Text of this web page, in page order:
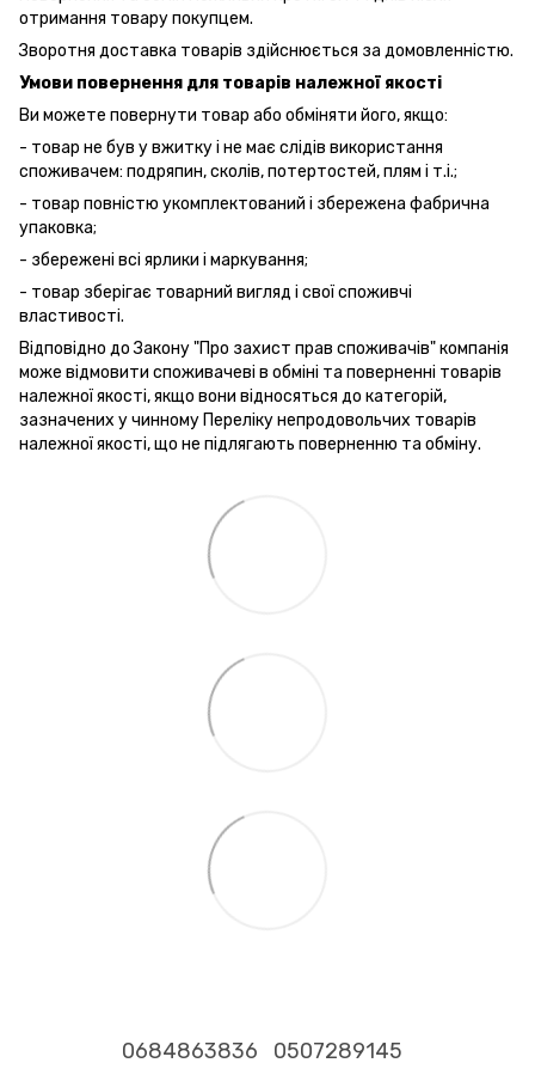
отримання товару покупцем.
Зворотня доставка товарів здійснюється за домовленністю.
Умови повернення для товарів належної якості
Ви можете повернути товар або обміняти його, якщо:
- товар не був у вжитку і не має слідів використання
споживачем: подряпин, сколів, потертостей, плям і т.і.;
- товар повністю укомплектований і збережена фабрична
упаковка;
- збережені всі ярлики і маркування;
- товар зберігає товарний вигляд і свої споживчі
властивості.
Відповідно до Закону "Про захист прав споживачів" компанія
може відмовити споживачеві в обміні та поверненні товарів
належної якості, якщо вони відносяться до категорій,
зазначених у чинному Переліку непродовольчих товарів
належної якості, що не підлягають поверненню та обміну.
0684863836 0507289145